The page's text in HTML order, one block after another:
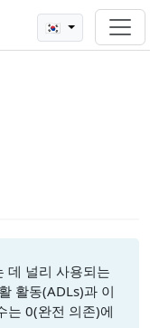
🇰🇷
데 널리 사용되는
활동(ADLs)과 이
는 0(완전 의존)에